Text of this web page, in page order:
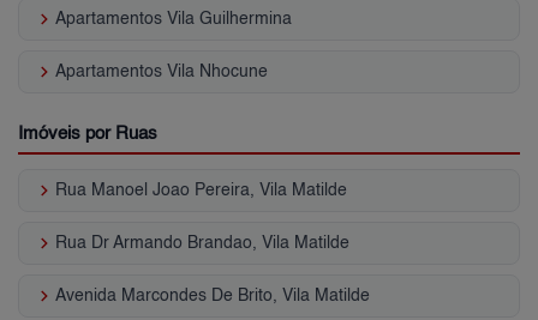
keyboard_arrow_right Apartamentos Vila Guilhermina
keyboard_arrow_right Apartamentos Vila Nhocune
Imóveis por Ruas
keyboard_arrow_right Rua Manoel Joao Pereira, Vila Matilde
keyboard_arrow_right Rua Dr Armando Brandao, Vila Matilde
keyboard_arrow_right Avenida Marcondes De Brito, Vila Matilde